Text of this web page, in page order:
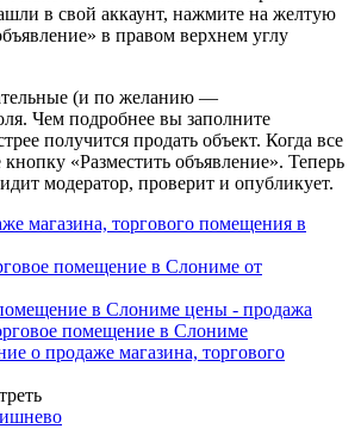
в свой аккаунт, нажмите на желтую
в правом верхнем углу
(и по желанию —
Чем подробнее вы заполните
получится продать объект. Когда все
«Разместить объявление». Теперь
модератор, проверит и опубликует.
магазина, торгового помещения в
помещение в Слониме от
в Слониме цены - продажа
помещение в Слониме
о продаже магазина, торгового